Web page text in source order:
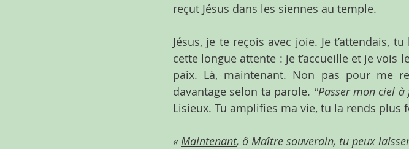
reçut Jésus dans les siennes au temple.
Jésus, je te reçois avec joie. Je t’attendais,
cette longue attente : je t’accueille et je
paix. Là, maintenant. Non pas pour me
davantage selon ta parole. "Passer mon ciel
Lisieux. Tu amplifies ma vie, tu la rends plus
« Maintenant, ô Maître souverain, tu peux